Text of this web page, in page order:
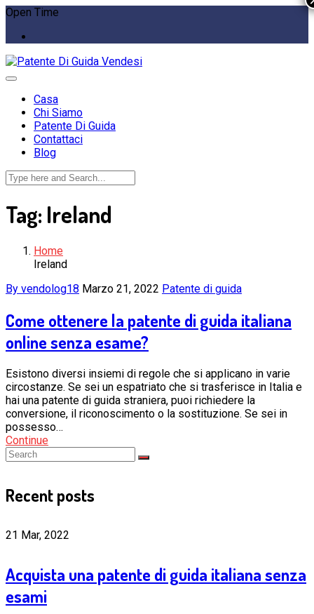
Open Time
Casa
Chi Siamo
Patente Di Guida
Contattaci
Blog
Tag: Ireland
Home
Ireland
By vendolog18 Marzo 21, 2022 Patente di guida
Come ottenere la patente di guida italiana
online senza esame?
Esistono diversi insiemi di regole che si applicano in varie
circostanze. Se sei un espatriato che si trasferisce in Italia e
hai una patente di guida straniera, puoi richiedere la
conversione, il riconoscimento o la sostituzione. Se sei in
possesso…
Continue
Recent posts
21 Mar, 2022
Acquista una patente di guida italiana senza
esami